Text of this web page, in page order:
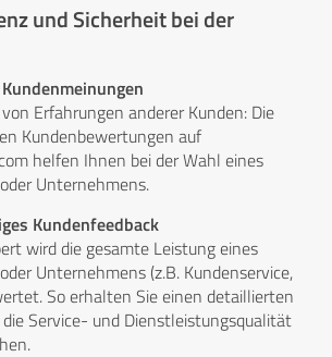
und Sicherheit bei der
Erfahrungen anderer Kunden: Die
Kundenbewertungen auf
helfen Ihnen bei der Wahl eines
Unternehmens.
Kundenfeedback
wird die gesamte Leistung eines
Unternehmens (z.B. Kundenservice,
So erhalten Sie einen detaillierten
die Service- und Dienstleistungsqualität